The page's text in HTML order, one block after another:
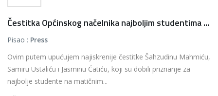
Čestitka Općinskog načelnika najboljim studentima ...
Pisao : Press
Ovim putem upućujem najiskrenije čestitke Šahzudinu Mahmiću,
Samiru Ustaliću i Jasminu Ćatiću, koji su dobili priznanje za
najbolje studente na matičnim...